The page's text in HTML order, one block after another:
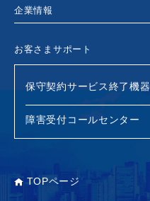
企業情報
お客さまサポート
保守契約サービス終了機器
障害受付コールセンター
TOPページ